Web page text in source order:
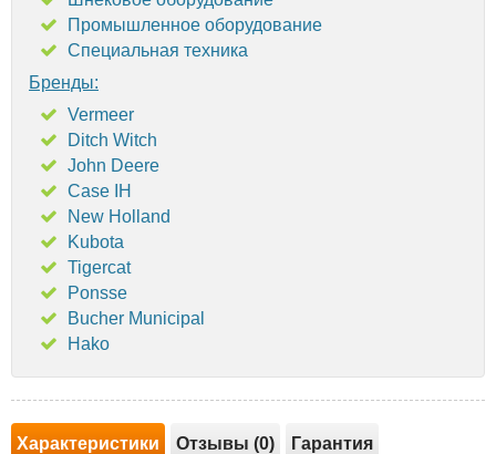
Промышленное оборудование
Специальная техника
Бренды:
Vermeer
Ditch Witch
John Deere
Case IH
New Holland
Kubota
Tigercat
Ponsse
Bucher Municipal
Hako
Характеристики Отзывы (0) Гарантия